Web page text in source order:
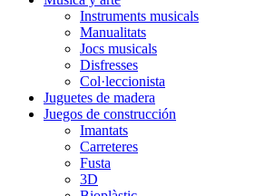
Instruments musicals
Manualitats
Jocs musicals
Disfresses
Col·leccionista
Juguetes de madera
Juegos de construcción
Imantats
Carreteres
Fusta
3D